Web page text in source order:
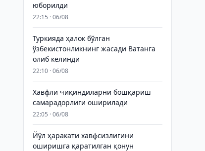
юборилди
22:15 · 06/08
Туркияда ҳалок бўлган
ўзбекистонликнинг жасади Ватанга
олиб келинди
22:10 · 06/08
Хавфли чиқиндиларни бошқариш
самарадорлиги оширилади
22:05 · 06/08
Йўл ҳаракати хавфсизлигини
оширишга қаратилган қонун